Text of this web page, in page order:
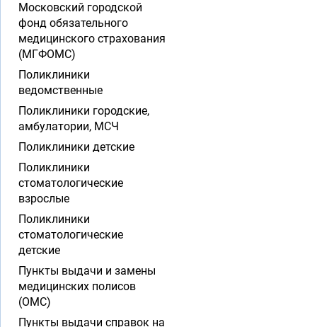
Московский городской
фонд обязательного
медицинского страхования
(МГФОМС)
Поликлиники
ведомственные
Поликлиники городские,
амбулатории, МСЧ
Поликлиники детские
Поликлиники
стоматологические
взрослые
Поликлиники
стоматологические
детские
Пункты выдачи и замены
медицинских полисов
(ОМС)
Пункты выдачи справок на